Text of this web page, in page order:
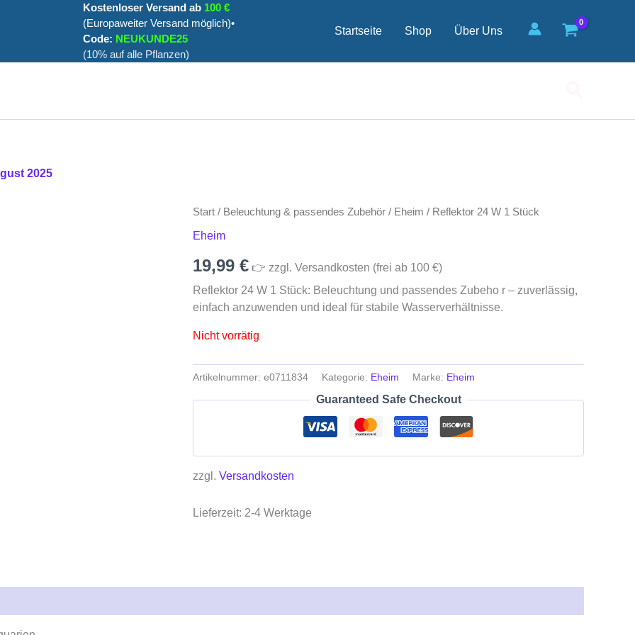
Kostenloser Versand ab 100 €
(Europaweiter Versand möglich)•
Code: NEUKUNDE25
(10% auf alle Pflanzen)
Startseite Shop Über Uns
2025
Start / Beleuchtung & passendes Zubehör / Eheim / Reflektor 24 W 1 Stück
Eheim
19,99 € 👉 zzgl. Versandkosten (frei ab 100 €)
Reflektor 24 W 1 Stück: Beleuchtung und passendes Zubeho r – zuverlässig,
einfach anzuwenden und ideal für stabile Wasserverhältnisse.
Nicht vorrätig
Artikelnummer: e0711834 Kategorie: Eheim Marke: Eheim
Guaranteed Safe Checkout
zzgl. Versandkosten
Lieferzeit: 2-4 Werktage